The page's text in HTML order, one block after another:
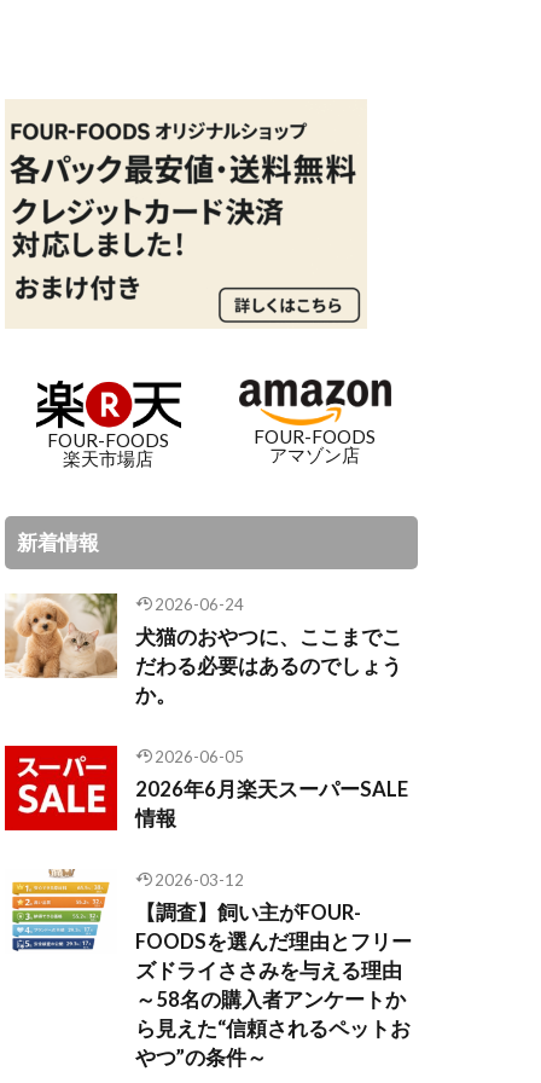
FOUR-FOODS
楽天市場店
FOUR-FOODS
アマゾン店
新着情報
2026-06-24
犬猫のおやつに、ここまでこ
だわる必要はあるのでしょう
か。
2026-06-05
2026年6月楽天スーパーSALE
情報
2026-03-12
【調査】飼い主がFOUR-
FOODSを選んだ理由とフリー
ズドライささみを与える理由
～58名の購入者アンケートか
ら見えた“信頼されるペットお
やつ”の条件～